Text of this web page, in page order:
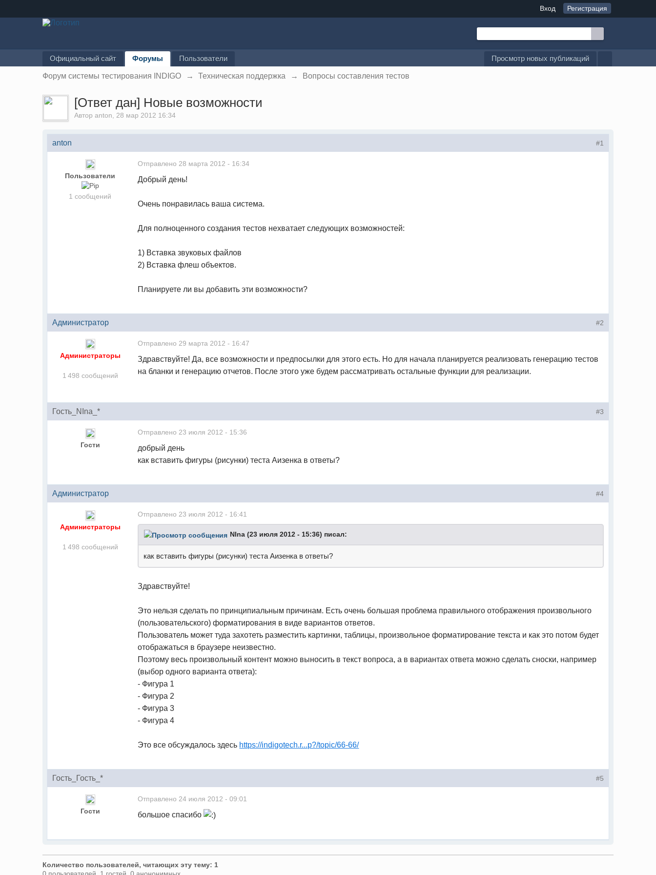
Вход Регистрация
Просмотр новых публикаций
Официальный сайт Форумы Пользователи
Форум системы тестирования INDIGO → Техническая поддержка → Вопросы составления тестов
[Ответ дан] Новые возможности
Авторanton , 28 мар 2012 16:34
#1
anton
Пользователи
1 сообщений
Отправлено 28 марта 2012 - 16:34
Добрый день!
Очень понравилась ваша система.
Для полноценного создания тестов нехватает следующих возможностей:
1) Вставка звуковых файлов
2) Вставка флеш объектов.
Планируете ли вы добавить эти возможности?
#2
Администратор
Администраторы
1 498 сообщений
Отправлено 29 марта 2012 - 16:47
Здравствуйте! Да, все возможности и предпосылки для этого есть. Но для начала планируется реализовать генерацию тестов
на бланки и генерацию отчетов. После этого уже будем рассматривать остальные функции для реализации.
#3
Гость_NIna_*
Гости
Отправлено23 июля 2012 - 15:36
добрый день
как вставить фигуры (рисунки) теста Аизенка в ответы?
#4
Администратор
Администраторы
1 498 сообщений
Отправлено23 июля 2012 - 16:41
NIna (23 июля 2012 - 15:36) писал:
как вставить фигуры (рисунки) теста Аизенка в ответы?
Здравствуйте!
Это нельзя сделать по принципиальным причинам. Есть очень большая проблема правильного отображения произвольного
(пользовательского) форматирования в виде вариантов ответов.
Пользователь может туда захотеть разместить картинки, таблицы, произвольное форматирование текста и как это потом будет
отображаться в браузере неизвестно.
Поэтому весь произвольный контент можно выносить в текст вопроса, а в вариантах ответа можно сделать сноски, например
(выбор одного варианта ответа):
- Фигура 1
- Фигура 2
- Фигура 3
- Фигура 4
Это все обсуждалось здесь https://indigotech.r...p?/topic/66-66/
#5
Гость_Гость_*
Гости
Отправлено 24 июля 2012 - 09:01
большое спасибо
Количество пользователей, читающих эту тему: 1